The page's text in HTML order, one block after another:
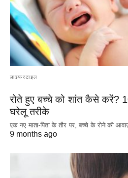
लाइफस्टाइल
रोते हुए बच्चे को शांत कैसे करें?
घरेलू तरीके
एक नए माता-पिता के तौर पर, बच्चे के रोने की
9 months ago